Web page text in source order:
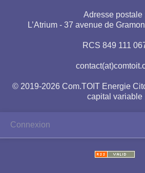
Adresse postale
L’Atrium - 37 avenue de
RCS 849 111
© 2019-2026 Com.TOIT Energie
capital variable
Connexion